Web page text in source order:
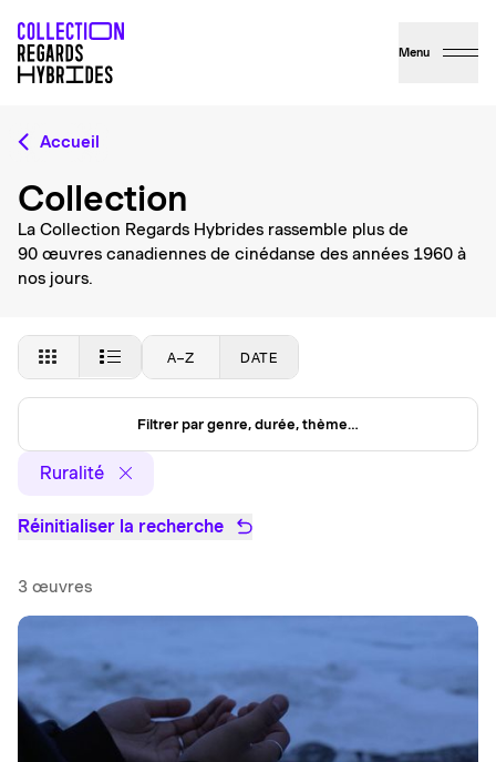
Menu
Accueil
Collection
La Collection Regards Hybrides rassemble plus de
90 œuvres canadiennes de cinédanse des années 1960 à
nos jours.
A–Z DATE
Filtrer par genre, durée, thème…
Ruralité
Réinitialiser la recherche
3 œuvres